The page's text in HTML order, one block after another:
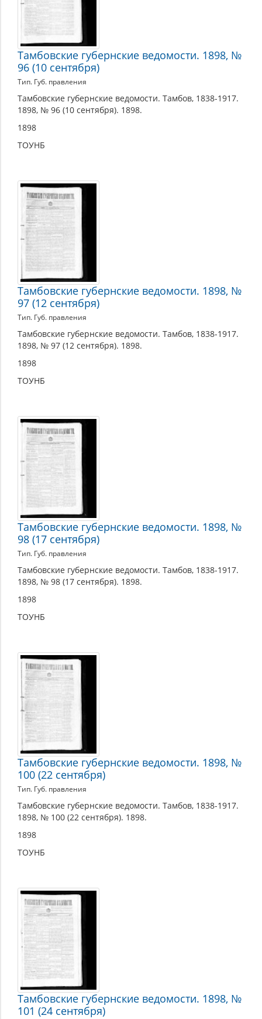
Тамбовские губернские ведомости. 1898, №
96 (10 сентября)
Тип. Губ. правления
Тамбовские губернские ведомости. Тамбов, 1838-1917.
1898, № 96 (10 сентября). 1898.
1898
ТОУНБ
Тамбовские губернские ведомости. 1898, №
97 (12 сентября)
Тип. Губ. правления
Тамбовские губернские ведомости. Тамбов, 1838-1917.
1898, № 97 (12 сентября). 1898.
1898
ТОУНБ
Тамбовские губернские ведомости. 1898, №
98 (17 сентября)
Тип. Губ. правления
Тамбовские губернские ведомости. Тамбов, 1838-1917.
1898, № 98 (17 сентября). 1898.
1898
ТОУНБ
Тамбовские губернские ведомости. 1898, №
100 (22 сентября)
Тип. Губ. правления
Тамбовские губернские ведомости. Тамбов, 1838-1917.
1898, № 100 (22 сентября). 1898.
1898
ТОУНБ
Тамбовские губернские ведомости. 1898, №
101 (24 сентября)